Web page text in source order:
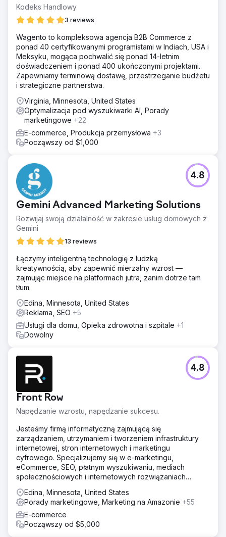
Kodeks Handlowy
3 reviews
Wagento to kompleksowa agencja B2B Commerce z
ponad 40 certyfikowanymi programistami w Indiach, USA i
Meksyku, mogąca pochwalić się ponad 14-letnim
doświadczeniem i ponad 400 ukończonymi projektami.
Zapewniamy terminową dostawę, przestrzeganie budżetu
i strategiczne partnerstwa.
Virginia, Minnesota, United States
Optymalizacja pod wyszukiwarki AI, Porady
marketingowe +22
E-commerce, Produkcja przemysłowa +3
Począwszy od $1,000
Gemini Advanced Marketing Solutions
Rozwijaj swoją działalność w zakresie usług domowych z
Gemini
13 reviews
4.8
Łączymy inteligentną technologię z ludzką
kreatywnością, aby zapewnić mierzalny wzrost —
zajmując miejsce na platformach jutra, zanim dotrze tam
tłum.
Edina, Minnesota, United States
Reklama, SEO +5
Usługi dla domu, Opieka zdrowotna i szpitale +1
Dowolny
Front Row
Napędzanie wzrostu, napędzanie sukcesu.
4.8
Jesteśmy firmą informatyczną zajmującą się
zarządzaniem, utrzymaniem i tworzeniem infrastruktury
internetowej, stron internetowych i marketingu
cyfrowego. Specjalizujemy się w e-marketingu,
eCommerce, SEO, płatnym wyszukiwaniu, mediach
społecznościowych i internetowych rozwiązaniach
Edina, Minnesota, United States
Porady marketingowe, Marketing na Amazonie +55
E-commerce
Począwszy od $5,000